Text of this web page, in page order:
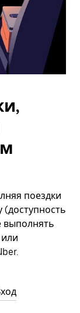
поездки
(доступность
выполнять